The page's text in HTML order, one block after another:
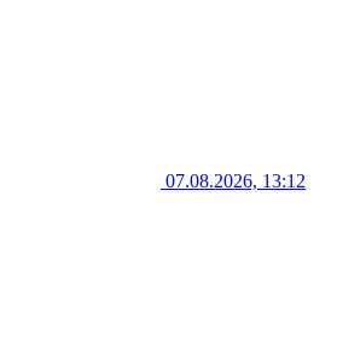
07.08.2026, 13:12